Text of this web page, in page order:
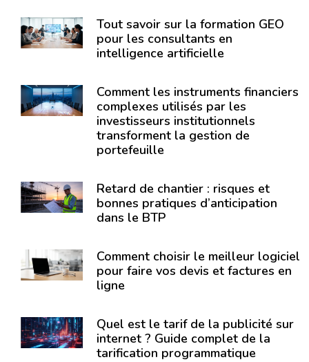
Tout savoir sur la formation GEO
pour les consultants en
intelligence artificielle
Comment les instruments financiers
complexes utilisés par les
investisseurs institutionnels
transforment la gestion de
portefeuille
Retard de chantier : risques et
bonnes pratiques d’anticipation
dans le BTP
Comment choisir le meilleur logiciel
pour faire vos devis et factures en
ligne
Quel est le tarif de la publicité sur
internet ? Guide complet de la
tarification programmatique